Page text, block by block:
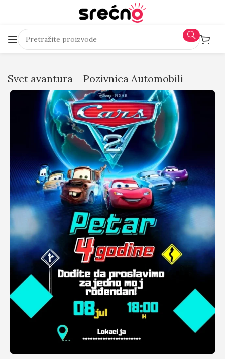
Svet avantura – Pozivnica Automobili